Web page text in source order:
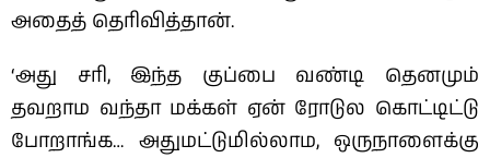
அதைத் தெரிவித்தான்.
‘அது சரி, இந்த குப்பை வண்டி தெனமும்
தவறாம வந்தா மக்கள் ஏன் ரோடுல கொட்டிட்டு
போறாங்க… அதுமட்டுமில்லாம, ஒருநாளைக்கு